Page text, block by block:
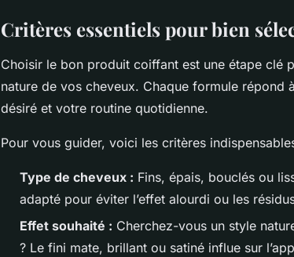
Critères essentiels pour bien
Choisir le bon produit coiffant est une étape clé
nature de vos cheveux. Chaque formule répond
désiré et votre routine quotidienne.
Pour vous guider, voici les critères
Type de cheveux : Fins, épais, bouclés ou
adapté pour éviter l’effet alourdi ou les
Effet souhaité : Cherchez-vous un style
? Le fini mate, brillant ou satiné influe sur